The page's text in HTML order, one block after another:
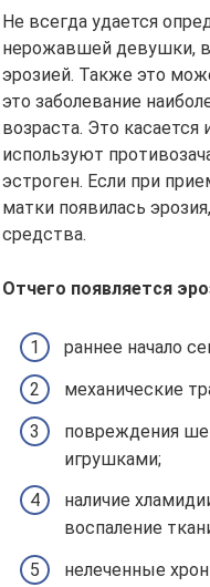
Не всегда удается
нерожавшей девушки,
эрозией. Также это
это заболевание
возраста. Это
используют
эстроген. Если при
матки появилась
средства.
Отчего появляется
раннее начало
механические
повреждения
игрушками;
наличие
воспаление
нелеченные